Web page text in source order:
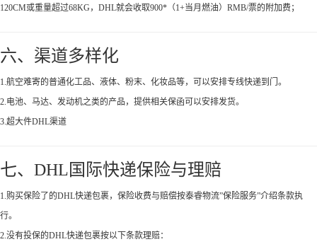
120CM或重量超过68KG，DHL就会收取900*（1+当月燃油）RMB/票的附加费；
六、渠道多样化
1.航空难寄的普通化工品、液体、粉末、化妆品等，可以安排专线快递到门。
2.电池、马达、发动机之类的产品，提供相关保函可以安排发货。
3.超大件DHL渠道
七、DHL国际快递保险与理赔
1.购买保险了的DHL快递包裹，保险收费与赔偿按泰睿物流”保险服务”介绍条款执
行。
2.没有投保的DHL快递包裹按以下条款理赔：